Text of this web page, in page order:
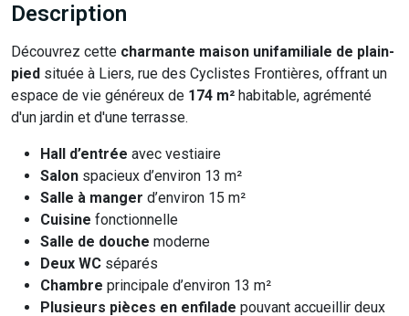
Description
Découvrez cette charmante maison unifamiliale de plain-
pied située à Liers, rue des Cyclistes Frontières, offrant un
espace de vie généreux de 174 m² habitable, agrémenté
d'un jardin et d'une terrasse.
Hall d’entrée avec vestiaire
Salon spacieux d’environ 13 m²
Salle à manger d’environ 15 m²
Cuisine fonctionnelle
Salle de douche moderne
Deux WC séparés
Chambre principale d’environ 13 m²
Plusieurs pièces en enfilade pouvant accueillir deux